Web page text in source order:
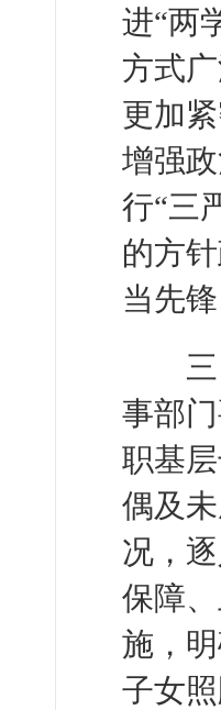
进“两
方式
更加
增强
行“三
的方
当先锋
三、
事部
职基
偶及
况，
保障
施，
子女